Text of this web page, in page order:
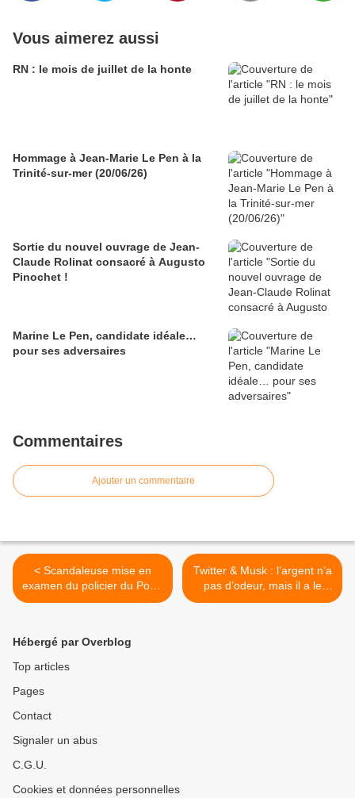
Vous aimerez aussi
RN : le mois de juillet de la honte
Hommage à Jean-Marie Le Pen à la
Trinité-sur-mer (20/06/26)
Sortie du nouvel ouvrage de Jean-
Claude Rolinat consacré à Augusto
Pinochet !
Marine Le Pen, candidate idéale…
pour ses adversaires
Commentaires
Ajouter un commentaire
< Scandaleuse mise en
examen du policier du Pont-
Neuf pour « homicide
Twitter & Musk : l’argent n’a
pas d’odeur, mais il a le
pouvoir >
Hébergé par Overblog
Top articles
Pages
Contact
Signaler un abus
C.G.U.
Cookies et données personnelles